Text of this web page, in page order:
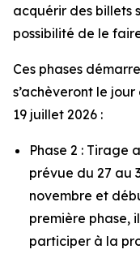
acquérir des billets
possibilité de le
Ces phases
s’achèveront le
19 juillet 2026 :
Phase 2 : Tirage
prévue du 27 au
novembre et
première phase,
participer à la